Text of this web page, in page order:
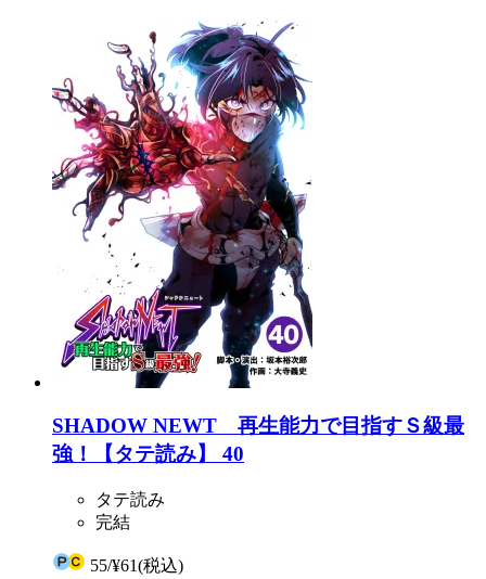
SHADOW NEWT 再生能力で目指すＳ級最
強！【タテ読み】 40
タテ読み
完結
55/¥61(税込)